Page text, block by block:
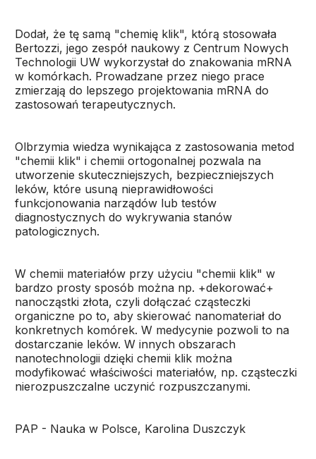
Dodał, że tę samą "chemię klik", którą stosowała
Bertozzi, jego zespół naukowy z Centrum Nowych
Technologii UW wykorzystał do znakowania mRNA
w komórkach. Prowadzane przez niego prace
zmierzają do lepszego projektowania mRNA do
zastosowań terapeutycznych.
Olbrzymia wiedza wynikająca z zastosowania metod
"chemii klik" i chemii ortogonalnej pozwala na
utworzenie skuteczniejszych, bezpieczniejszych
leków, które usuną nieprawidłowości
funkcjonowania narządów lub testów
diagnostycznych do wykrywania stanów
patologicznych.
W chemii materiałów przy użyciu "chemii klik" w
bardzo prosty sposób można np. +dekorować+
nanocząstki złota, czyli dołączać cząsteczki
organiczne po to, aby skierować nanomateriał do
konkretnych komórek. W medycynie pozwoli to na
dostarczanie leków. W innych obszarach
nanotechnologii dzięki chemii klik można
modyfikować właściwości materiałów, np. cząsteczki
nierozpuszczalne uczynić rozpuszczanymi.
PAP - Nauka w Polsce, Karolina Duszczyk